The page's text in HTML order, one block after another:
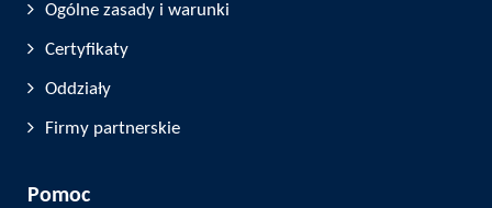
Ogólne zasady i warunki
Certyfikaty
Oddziały
Firmy partnerskie
Pomoc